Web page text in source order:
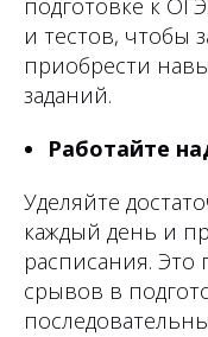
подготовке к
и тестов, чтобы
приобрести
заданий.
Работайте
Уделяйте
каждый день и
расписания. Это
срывов в